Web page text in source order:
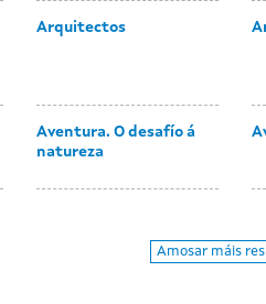
Arquitectos
Aventura. O desafío á
natureza
Amosar máis